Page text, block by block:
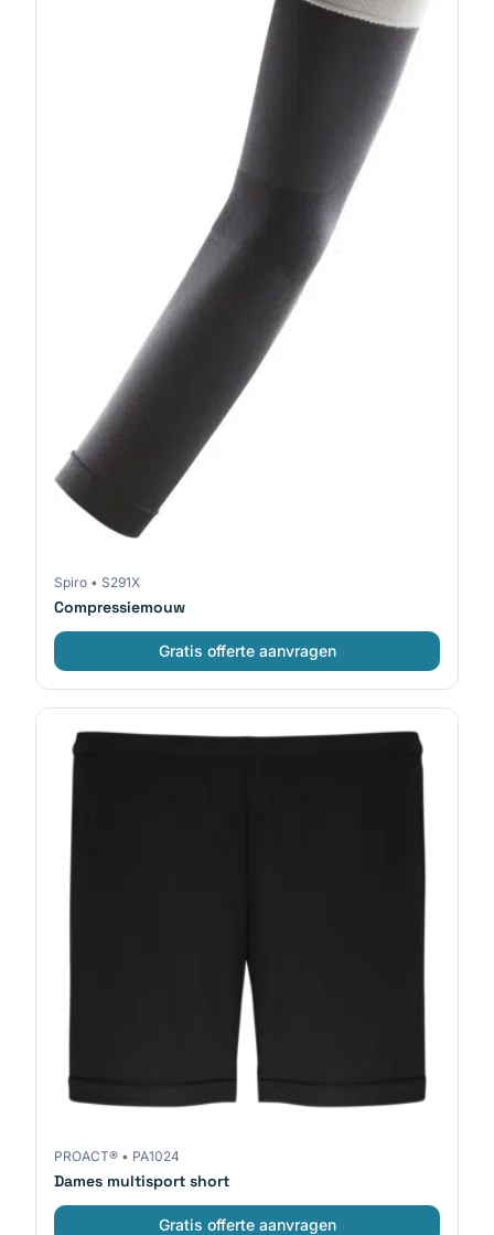
Spiro • S291X
Compressiemouw
Gratis offerte aanvragen
PROACT® • PA1024
Dames multisport short
Gratis offerte aanvragen